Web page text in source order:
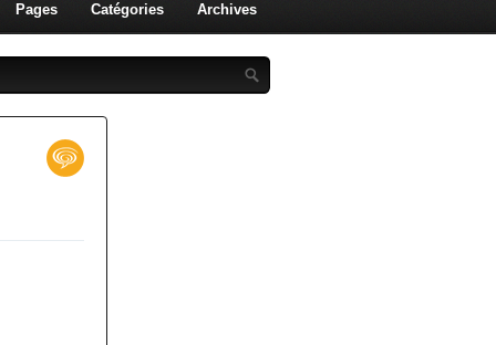
Pages Catégories Archives